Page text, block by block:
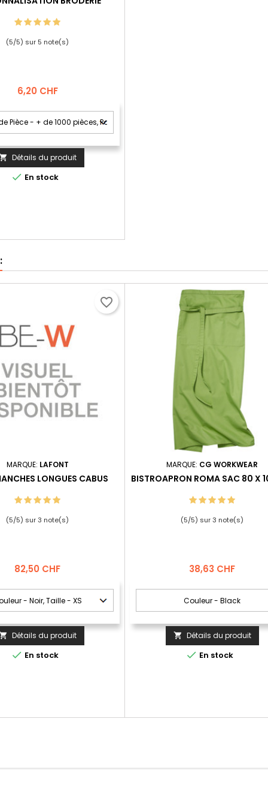
(5/5) sur 5 note(s)
Prix
6,20 CHF
Détails du produit
 En stock
MARQUE: LAFONT
LONGUES CABUS
(5/5) sur3 note(s)
Prix
82,50 CHF
Détails du produit
 En stock
favorite_border
MARQUE: CG WORKWEAR
BISTROAPRON ROMA SAC 80 X
(5/5) sur3 note(s)
Prix
38,63 CHF
 Détails du produit
 En stock